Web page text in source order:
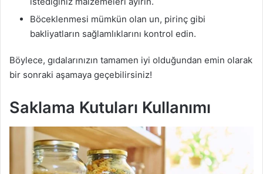
Böceklenmesi mümkün olan un, pirinç gibi
bakliyatların sağlamlıklarını kontrol edin.
Böylece, gıdalarınızın tamamen iyi olduğundan emin olarak
bir sonraki aşamaya geçebilirsiniz!
Saklama Kutuları Kullanımı